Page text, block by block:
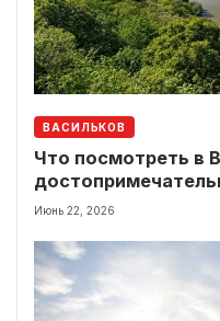
ВАСИЛЬКОВ
Что посмотреть в
локации рядом
Июнь 22, 2026